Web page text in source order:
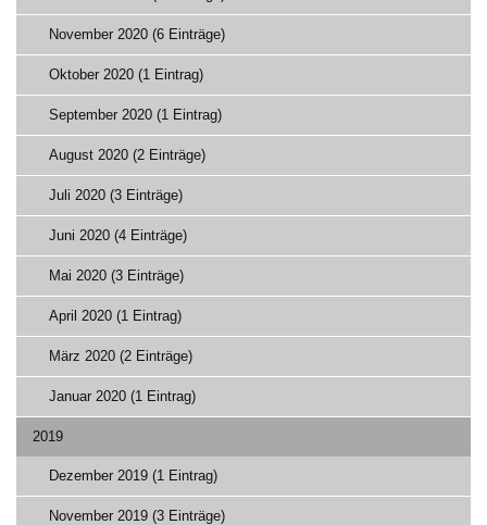
November 2020 (6 Einträge)
Oktober 2020 (1 Eintrag)
September 2020 (1 Eintrag)
August 2020 (2 Einträge)
Juli 2020 (3 Einträge)
Juni 2020 (4 Einträge)
Mai 2020 (3 Einträge)
April 2020 (1 Eintrag)
März 2020 (2 Einträge)
Januar 2020 (1 Eintrag)
2019
Dezember 2019 (1 Eintrag)
November 2019 (3 Einträge)